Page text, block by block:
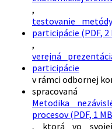
,
testovanie
participácie (PDF, 2
,
verejná
participácie
v rámci odbornej
spracovaná
Metodika
procesov (PDF, 1
, ktorá vo